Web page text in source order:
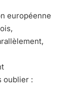
européenne
oublier :